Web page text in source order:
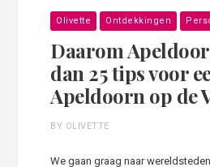
Olivette Ontdekkingen
Daarom
dan 25 tips voor
Apeldoorn op de
BY OLIVETTE
We gaan graag naar